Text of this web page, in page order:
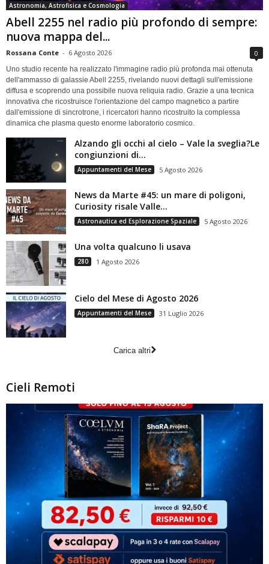
Astronomia, Astrofisica e Cosmologia
Abell 2255 nel radio più profondo di sempre:
nuova mappa del...
Rossana Conte - 6 Agosto 2026 0
Uno studio recente ha realizzato l'immagine radio più profonda mai ottenuta
dell'ammasso di galassie Abell 2255, rivelando nuovi dettagli sull'emissione
diffusa e scoprendo una possibile nuova reliquia radio. Grazie a una tecnica
innovativa che ricostruisce l'orientazione del campo magnetico a partire
dall'emissione di sincrotrone, i ricercatori hanno ricostruito la complessa
dinamica che plasma questo enorme laboratorio cosmico.
Alzando gli occhi al cielo – Vale la sveglia?Le
congiunzioni di...
Appuntamenti del Mese 5 Agosto 2026
News da Marte #45: un mare di poligoni,
Curiosity risale Valle...
Astronautica ed Esplorazione Spaziale 5 Agosto 2026
Una volta qualcuno li usava
280 1 Agosto 2026
Cielo del Mese di Agosto 2026
Appuntamenti del Mese 31 Luglio 2026
Carica altri
Cieli Remoti